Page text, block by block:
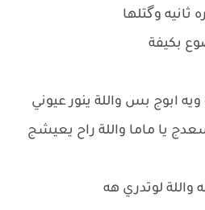
وگتلها
بكيفة
ابوج بس واللة ينور عيوني
يا ماما واللة راح يعيشج
لوتدري هه